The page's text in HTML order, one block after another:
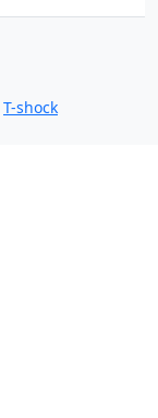
T-shock